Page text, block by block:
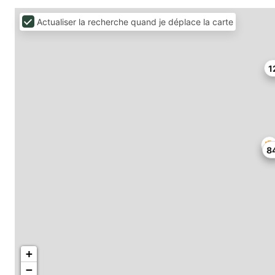
+
−
Actualiser la recherche quand je déplace la carte